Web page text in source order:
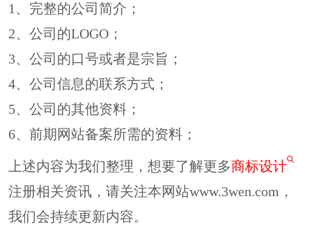
1、完整的公司简介；
2、公司的LOGO；
3、公司的口号或者是宗旨；
4、公司信息的联系方式；
5、公司的其他资料；
6、前期网站备案所需的资料；
上述内容为我们整理，想要了解更多商标设计
注册相关资讯，请关注本网站www.3wen.com，
我们会持续更新内容。